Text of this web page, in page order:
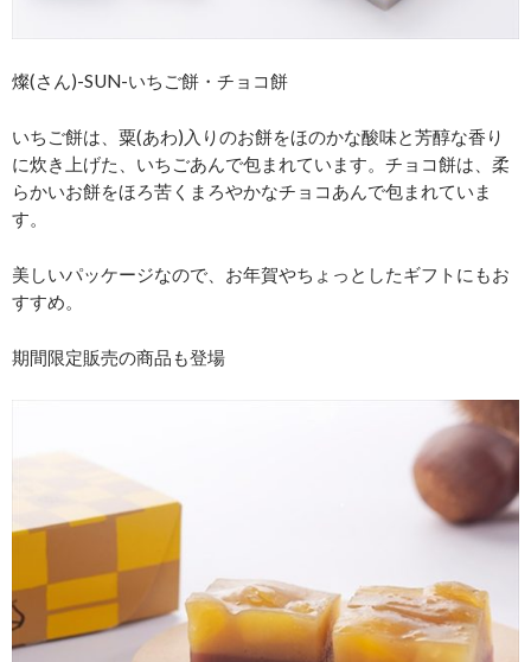
燦(さん)-SUN-いちご餅・チョコ餅
いちご餅は、粟(あわ)入りのお餅をほのかな酸味と芳醇な香り
に炊き上げた、いちごあんで包まれています。チョコ餅は、柔
らかいお餅をほろ苦くまろやかなチョコあんで包まれていま
す。
美しいパッケージなので、お年賀やちょっとしたギフトにもお
すすめ。
期間限定販売の商品も登場